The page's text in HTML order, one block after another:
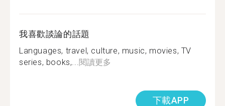
我喜歡談論的話題
Languages, travel, culture, music, movies, TV
series, books,...閱讀更多
下載APP